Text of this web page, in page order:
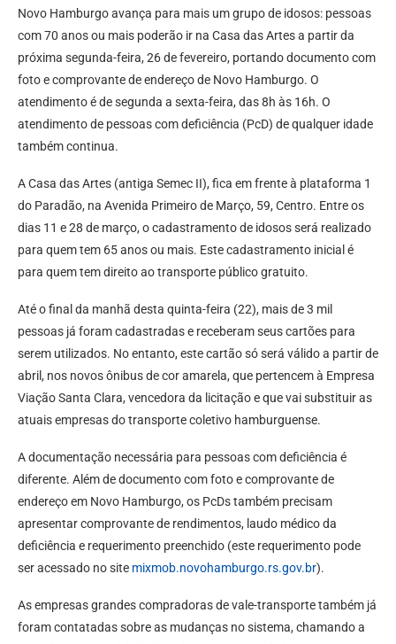
Novo Hamburgo avança para mais um grupo de idosos: pessoas
com 70 anos ou mais poderão ir na Casa das Artes a partir da
próxima segunda-feira, 26 de fevereiro, portando documento com
foto e comprovante de endereço de Novo Hamburgo. O
atendimento é de segunda a sexta-feira, das 8h às 16h. O
atendimento de pessoas com deficiência (PcD) de qualquer idade
também continua.
A Casa das Artes (antiga Semec II), fica em frente à plataforma 1
do Paradão, na Avenida Primeiro de Março, 59, Centro. Entre os
dias 11 e 28 de março, o cadastramento de idosos será realizado
para quem tem 65 anos ou mais. Este cadastramento inicial é
para quem tem direito ao transporte público gratuito.
Até o final da manhã desta quinta-feira (22), mais de 3 mil
pessoas já foram cadastradas e receberam seus cartões para
serem utilizados. No entanto, este cartão só será válido a partir de
abril, nos novos ônibus de cor amarela, que pertencem à Empresa
Viação Santa Clara, vencedora da licitação e que vai substituir as
atuais empresas do transporte coletivo hamburguense.
A documentação necessária para pessoas com deficiência é
diferente. Além de documento com foto e comprovante de
endereço em Novo Hamburgo, os PcDs também precisam
apresentar comprovante de rendimentos, laudo médico da
deficiência e requerimento preenchido (este requerimento pode
ser acessado no site mixmob.novohamburgo.rs.gov.br).
As empresas grandes compradoras de vale-transporte também já
foram contatadas sobre as mudanças no sistema, chamando a